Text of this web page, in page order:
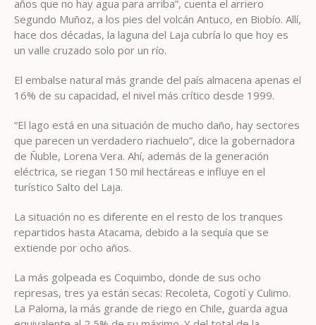
años que no hay agua para arriba”, cuenta el arriero
Segundo Muñoz, a los pies del volcán Antuco, en Biobío. Allí,
hace dos décadas, la laguna del Laja cubría lo que hoy es
un valle cruzado solo por un río.
El embalse natural más grande del país almacena apenas el
16% de su capacidad, el nivel más crítico desde 1999.
“El lago está en una situación de mucho daño, hay sectores
que parecen un verdadero riachuelo”, dice la gobernadora
de Ñuble, Lorena Vera. Ahí, además de la generación
eléctrica, se riegan 150 mil hectáreas e influye en el
turístico Salto del Laja.
La situación no es diferente en el resto de los tranques
repartidos hasta Atacama, debido a la sequía que se
extiende por ocho años.
La más golpeada es Coquimbo, donde de sus ocho
represas, tres ya están secas: Recoleta, Cogotí y Culimo.
La Paloma, la más grande de riego en Chile, guarda agua